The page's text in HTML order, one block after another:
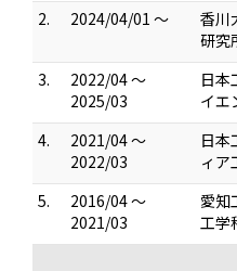
2.
2024/04/01 ～
香川
研究
3.
2022/04 ～
2025/03
日本
イエ
4.
2021/04 ～
2022/03
日本
ィア
5.
2016/04 ～
2021/03
愛知
工学